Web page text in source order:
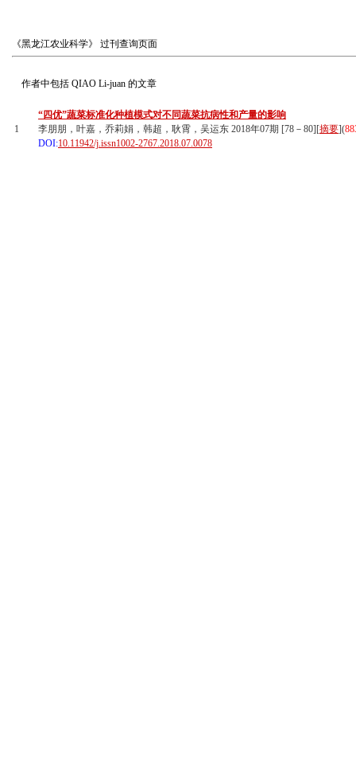
《黑龙江农业科学》 过刊查询页面
作者中包括 QIAO Li-juan 的文章
1
“四优”蔬菜标准化种植模式对不同蔬菜抗病性和产量的影响
李朋朋，叶嘉，乔莉娟，韩超，耿霄，吴运东 2018年07期 [78－80][摘要](
DOI:10.11942/j.issn1002-2767.2018.07.0078